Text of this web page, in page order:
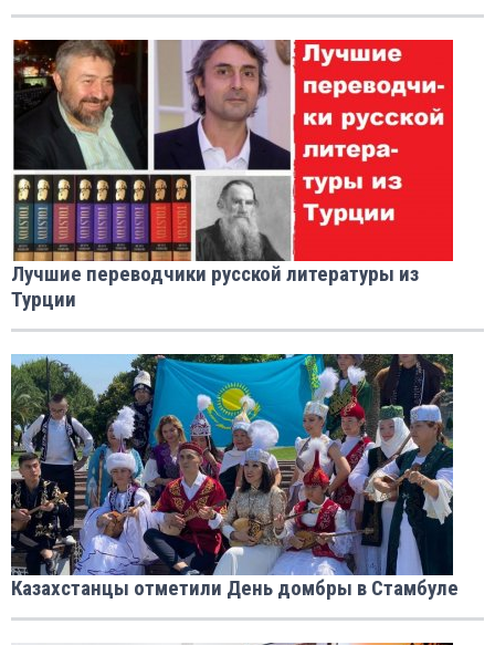
Лучшие переводчики русской литературы из
Турции
Казахстанцы отметили День домбры в Стамбуле